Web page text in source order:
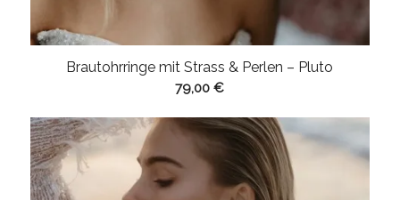
Brautohrringe mit Strass & Perlen – Pluto
79,00€